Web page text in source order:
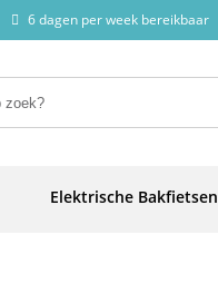
6 dagen per week bereikbaar
Elektrische Bakfietsen